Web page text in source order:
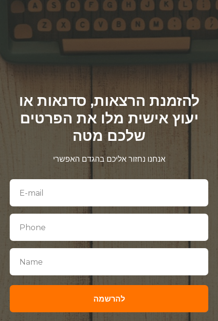
להזמנת הרצאות, סדנאות או
יעוץ אישית מלו את הפרטים
שלכם מטה
אנחנו נחזור אליכם בהגדם האפשרי
להרשמה